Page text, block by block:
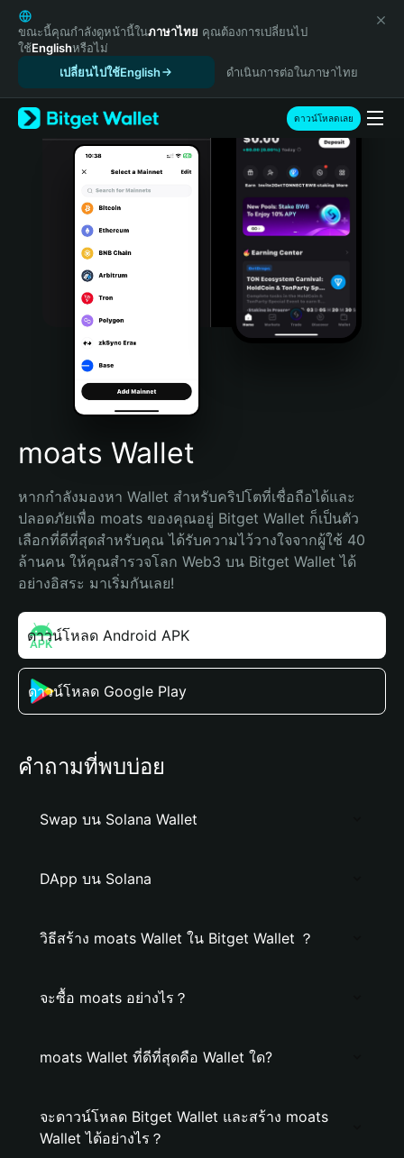
English
日本語
Tiếng Việt
Español (Latinoamérica)
Türkçe
Italiano
Português (Portugal)
Bahasa Indonesia
Português (Brasil)
Español (Argentina)
ขณะนี้คุณกำลังดูหน้านี้ในภาษาไทย คุณต้องการเปลี่ยนไป
ใช้Englishหรือไม่
เปลี่ยนไปใช้English
ดำเนินการต่อในภาษาไทย
ดาวน์โหลดเลย
moats Wallet
หากกำลังมองหา Wallet สำหรับคริปโตที่เชื่อถือได้และ
ปลอดภัยเพื่อ moats ของคุณอยู่ Bitget Wallet ก็เป็นตัว
เลือกที่ดีที่สุดสำหรับคุณ ได้รับความไว้วางใจจากผู้ใช้ 40
ล้านคน ให้คุณสำรวจโลก Web3 บน Bitget Wallet ได้
อย่างอิสระ มาเริ่มกันเลย!
ดาวน์โหลด Android APK
ดาวน์โหลด Google Play
คำถามที่พบบ่อย
Swap บน Solana Wallet
DApp บน Solana
วิธีสร้าง moats Wallet ใน Bitget Wallet ？
จะซื้อ moats อย่างไร？
moats Wallet ที่ดีที่สุดคือ Wallet ใด?
จะดาวน์โหลด Bitget Wallet และสร้าง moats
Wallet ได้อย่างไร？